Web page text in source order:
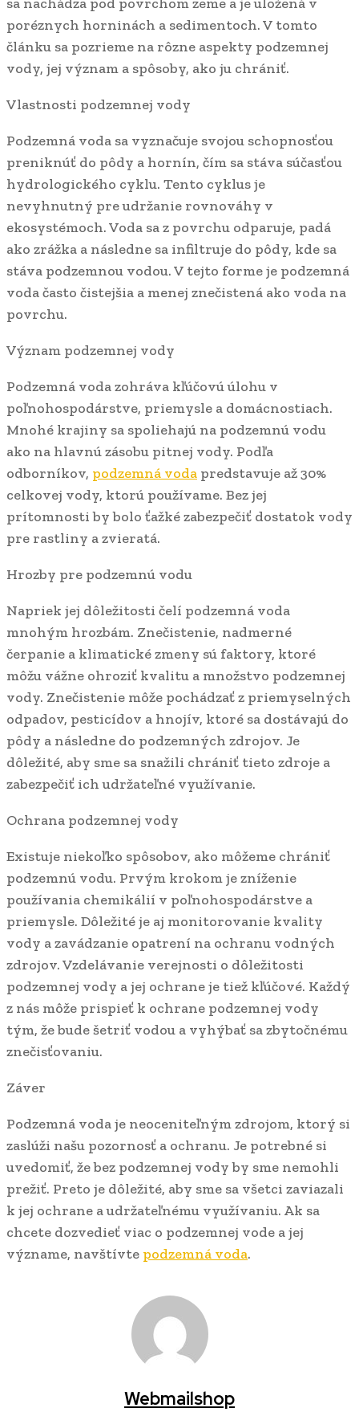
poréznych horninách a sedimentoch. V tomto
článku sa pozrieme na rôzne aspekty podzemnej
vody, jej význam a spôsoby, ako ju chrániť.
Vlastnosti podzemnej vody
Podzemná voda sa vyznačuje svojou schopnosťou
preniknúť do pôdy a hornín, čím sa stáva súčasťou
hydrologického cyklu. Tento cyklus je
nevyhnutný pre udržanie rovnováhy v
ekosystémoch. Voda sa z povrchu odparuje, padá
ako zrážka a následne sa infiltruje do pôdy, kde sa
stáva podzemnou vodou. V tejto forme je podzemná
voda často čistejšia a menej znečistená ako voda na
povrchu.
Význam podzemnej vody
Podzemná voda zohráva kľúčovú úlohu v
poľnohospodárstve, priemysle a domácnostiach.
Mnohé krajiny sa spoliehajú na podzemnú vodu
ako na hlavnú zásobu pitnej vody. Podľa
odborníkov, podzemná voda predstavuje až 30%
celkovej vody, ktorú používame. Bez jej
prítomnosti by bolo ťažké zabezpečiť dostatok vody
pre rastliny a zvieratá.
Hrozby pre podzemnú vodu
Napriek jej dôležitosti čelí podzemná voda
mnohým hrozbám. Znečistenie, nadmerné
čerpanie a klimatické zmeny sú faktory, ktoré
môžu vážne ohroziť kvalitu a množstvo podzemnej
vody. Znečistenie môže pochádzať z priemyselných
odpadov, pesticídov a hnojív, ktoré sa dostávajú do
pôdy a následne do podzemných zdrojov. Je
dôležité, aby sme sa snažili chrániť tieto zdroje a
zabezpečiť ich udržateľné využívanie.
Ochrana podzemnej vody
Existuje niekoľko spôsobov, ako môžeme chrániť
podzemnú vodu. Prvým krokom je zníženie
používania chemikálií v poľnohospodárstve a
priemysle. Dôležité je aj monitorovanie kvality
vody a zavádzanie opatrení na ochranu vodných
zdrojov. Vzdelávanie verejnosti o dôležitosti
podzemnej vody a jej ochrane je tiež kľúčové. Každý
z nás môže prispieť k ochrane podzemnej vody
tým, že bude šetriť vodou a vyhýbať sa zbytočnému
znečisťovaniu.
Záver
Podzemná voda je neoceniteľným zdrojom, ktorý si
zaslúži našu pozornosť a ochranu. Je potrebné si
uvedomiť, že bez podzemnej vody by sme nemohli
prežiť. Preto je dôležité, aby sme sa všetci zaviazali
k jej ochrane a udržateľnému využívaniu. Ak sa
chcete dozvedieť viac o podzemnej vode a jej
význame, navštívte podzemná voda.
Webmailshop